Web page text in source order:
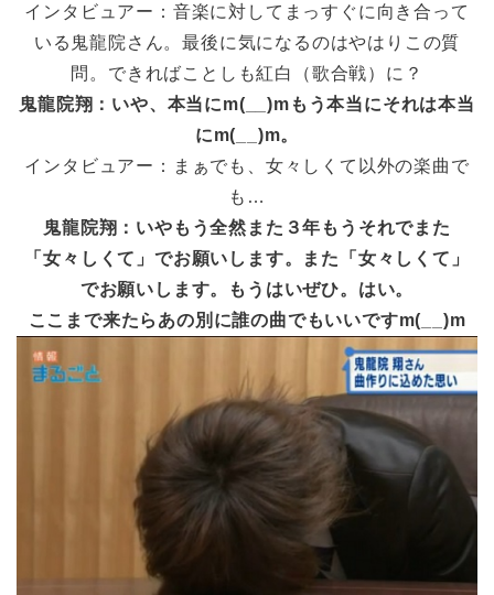
インタビュアー：音楽に対してまっすぐに向き合って
いる鬼龍院さん。最後に気になるのはやはりこの質
問。できればことしも紅白（歌合戦）に？
鬼龍院翔：いや、本当にm(__)mもう本当にそれは本当
にm(__)m。
インタビュアー：まぁでも、女々しくて以外の楽曲で
も…
鬼龍院翔：いやもう全然また３年もうそれでまた
「女々しくて」でお願いします。また「女々しくて」
でお願いします。もうはいぜひ。はい。
ここまで来たらあの別に誰の曲でもいいですm(__)m